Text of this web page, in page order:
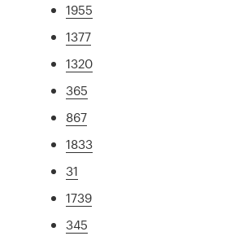
1955
1377
1320
365
867
1833
31
1739
345